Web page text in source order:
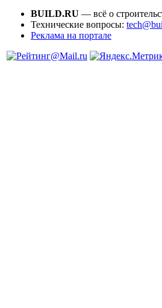
BUILD.RU — всё о
Технические вопросы:
Реклама на портале